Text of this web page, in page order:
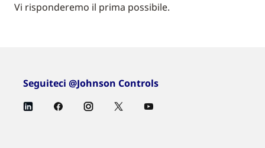
Vi risponderemo il prima possibile.
Seguiteci @Johnson Controls